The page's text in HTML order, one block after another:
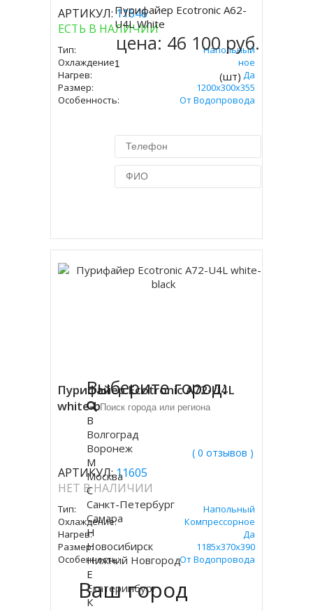
АРТИКУЛ:11646
ЕСТЬ В НАЛИЧИИ
Тип:
Напольный
Охлаждение:
Компрессорное
Нагрев:
Да
Размер:
1200x300x355
Особенность:
От Водопровода
Купить
Пурифайер Ecotronic A62-
U4L White
цена: 46 100 руб.
(шт)
Пурифайер Ecotronic A72-U4L
white-black
( 0 отзывов )
АРТИКУЛ:11605
НЕТ В НАЛИЧИИ
Тип:
Напольный
Охлаждение:
Компрессорное
Нагрев:
Да
Размер:
1185x370x390
Особенность:
От Водопровода
Ваш город
Выберите город:
В
Волгоград
Воронеж
М
Москва
С
Санкт-Петербург
Самара
Н
Новосибирск
Нижний Новгород
Е
Екатеринбург
К